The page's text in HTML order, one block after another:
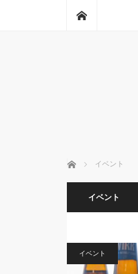
ホーム イベント
イベント
イベント